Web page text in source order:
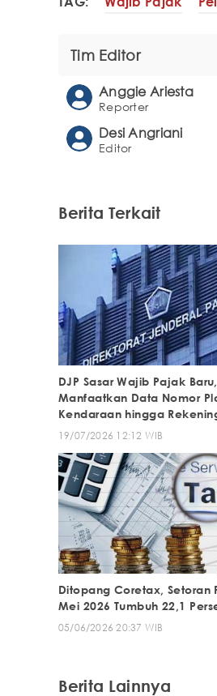
Tim Editor
Anggie Ariesta
Reporter
Desi Angriani
Editor
Berita Terkait
DJP Sasar Wajib Pajak Baru,
Manfaatkan Data Nomor
Kendaraan hingga
19/07/2026 12:12 WIB
Ditopang Coretax, Setoran
Mei 2026 Tumbuh 22,1
05/06/2026 20:37 WIB
Berita Lainnya